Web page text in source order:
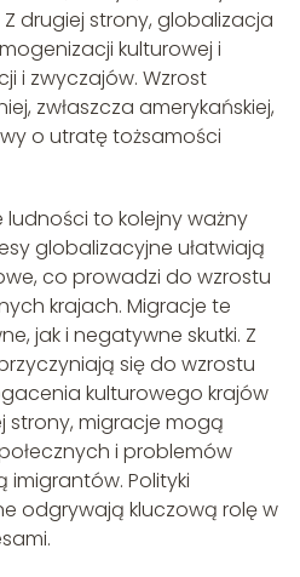
drugiej strony, globalizacja
kulturowej i
i zwyczajów. Wzrost
zwłaszcza amerykańskiej,
o utratę tożsamości
to kolejny ważny
globalizacyjne ułatwiają
co prowadzi do wzrostu
krajach. Migracje te
jak i negatywne skutki. Z
się do wzrostu
kulturowego krajów
strony, migracje mogą
i problemów
Polityki
odgrywają kluczową rolę w